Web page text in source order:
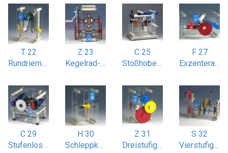
T 22
Rundriemenantrieb gekreuzt
Z 23
Kegelrad-Differentialgetriebe
C 25
Stoßhobelmaschine
F 27
Exzenterantrieb linear und radial
C 29
Stufenloses Flachriemengetriebe
H 30
Schleppkurbelgetriebe
Z 31
Dreistufiges Stirnradgetriebe
S 32
Vierstufiges Schaltgetriebe